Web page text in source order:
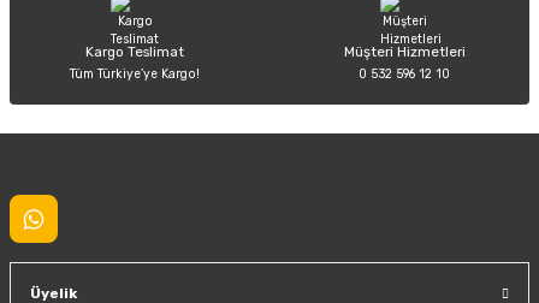
Kargo Teslimat
Tüm Türkiye’ye Kargo!
Müşteri Hizmetleri
0 532 596 12 10
Üyelik